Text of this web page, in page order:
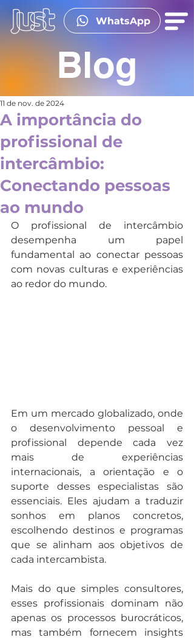
WhatsApp
Blog
A importância do
profissional de
intercâmbio:
Conectando pessoas
ao mundo
11 de nov. de 2024
O profissional de intercâmbio
desempenha um papel
fundamental ao conectar pessoas
com novas culturas e experiências
ao redor do mundo.
Em um mercado globalizado, onde
o desenvolvimento pessoal e
profissional depende cada vez
mais de experiências
internacionais, a orientação e o
suporte desses especialistas são
essenciais. Eles ajudam a traduzir
sonhos em planos concretos,
escolhendo destinos e programas
que se alinham aos objetivos de
cada intercambista.
Mais do que simples consultores,
esses profissionais dominam não
apenas os processos burocráticos,
mas também fornecem insights